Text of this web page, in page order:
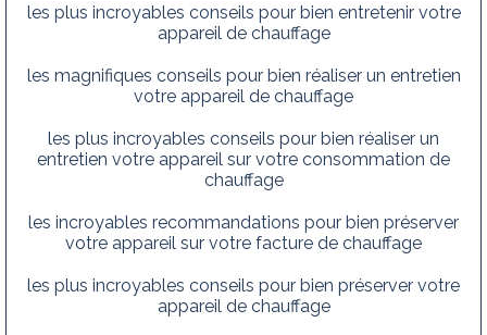
les plus incroyables conseils pour bien entretenir votre
appareil de chauffage
les magnifiques conseils pour bien réaliser un entretien
votre appareil de chauffage
les plus incroyables conseils pour bien réaliser un
entretien votre appareil sur votre consommation de
chauffage
les incroyables recommandations pour bien préserver
votre appareil sur votre facture de chauffage
les plus incroyables conseils pour bien préserver votre
appareil de chauffage